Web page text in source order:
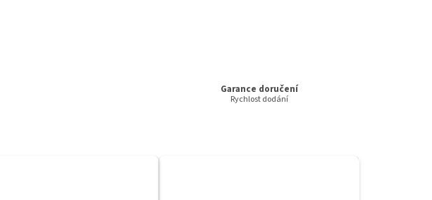
Garance doručení
Rychlost dodání